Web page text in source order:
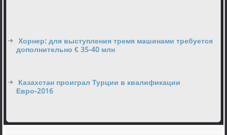
Хорнер: для выступления тремя машинами требуется
дополнительно € 35-40 млн
Казахстан проиграл Турции в квалификации
Евро-2016